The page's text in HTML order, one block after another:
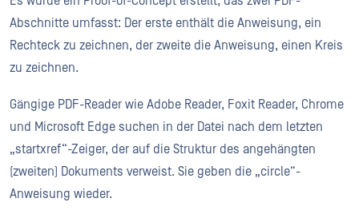
Abschnitte umfasst: Der erste enthält die Anweisung, ein
Rechteck zu zeichnen, der zweite die Anweisung, einen Kreis
zu zeichnen.
Gängige PDF-Reader wie Adobe Reader, Foxit Reader, Chrome
und Microsoft Edge suchen in der Datei nach dem letzten
„startxref“-Zeiger, der auf die Struktur des angehängten
(zweiten) Dokuments verweist. Sie geben die „circle“-
Anweisung wieder.